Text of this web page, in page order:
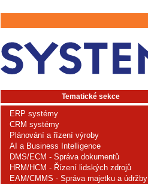
Tematické sekce
ERP systémy
CRM systémy
Plánování a řízení výroby
AI a Business Intelligence
DMS/ECM - Správa dokumentů
HRM/HCM - Řízení lidských zdrojů
EAM/CMMS - Správa majetku a údržby